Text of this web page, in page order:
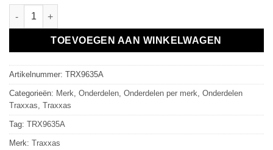
TRX9635A STEERING BLOCKS, 6061-T6 ALUMINUM (DARK
TOEVOEGEN AAN WINKELWAGEN
Artikelnummer: TRX9635A
Categorieën: Merk, Onderdelen, Onderdelen per merk, Onderdelen
Traxxas, Traxxas
Tag: TRX9635A
Merk: Traxxas